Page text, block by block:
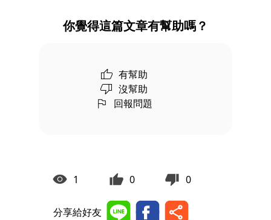
你覺得這篇文章有幫助嗎？
有幫助
沒幫助
回報問題
1 0 0
分享給好友